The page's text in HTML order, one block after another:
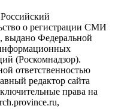
о регистрации СМИ
Федеральной
(Роскомнадзор).
ответственностью
редактор сайта
права на